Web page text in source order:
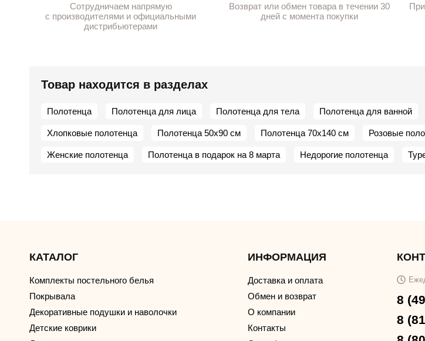
Сотрудничаем напрямую
с производителями и официальными
дистрибьютерами
Возврат или обмен товара в течении 30
дней с момента покупки
Товар находится в разделах
Полотенца Полотенца для лица Полотенца для тела Полотенца для ванной
Хлопковые полотенца Полотенца 50х90 см Полотенца 70х140 см Розовые
Женские полотенца Полотенца в подарок на 8 марта Недорогие полотенца
КАТАЛОГ
Комплекты постельного белья
Покрывала
Декоративные подушки и наволочки
Детские коврики
ИНФОРМАЦИЯ
Доставка и оплата
Обмен и возврат
О компании
Контакты
8
8